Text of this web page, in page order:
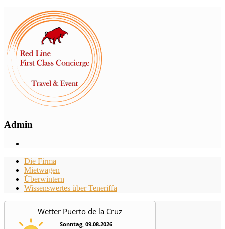
Admin
Die Firma
Mietwagen
Überwintern
Wissenswertes über Teneriffa
Wetter Puerto de la Cruz
Sonntag, 09.08.2026